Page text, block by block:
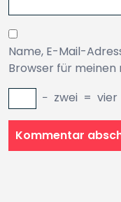
Name, E-Mail-
Browser für
− zwei = vier